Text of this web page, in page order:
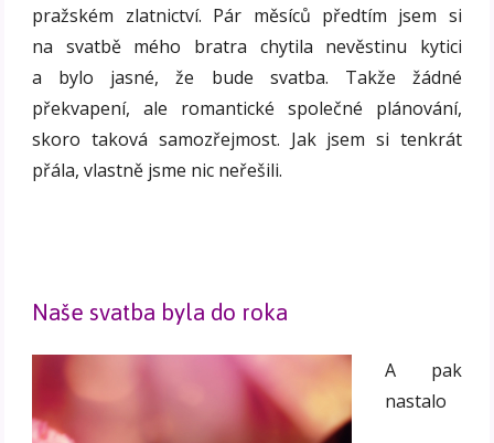
pražském zlatnictví. Pár měsíců předtím jsem si
na svatbě mého bratra chytila nevěstinu kytici
a bylo jasné, že bude svatba. Takže žádné
překvapení, ale romantické společné plánování,
skoro taková samozřejmost. Jak jsem si tenkrát
přála, vlastně jsme nic neřešili.
Naše svatba byla do roka
A pak
nastalo